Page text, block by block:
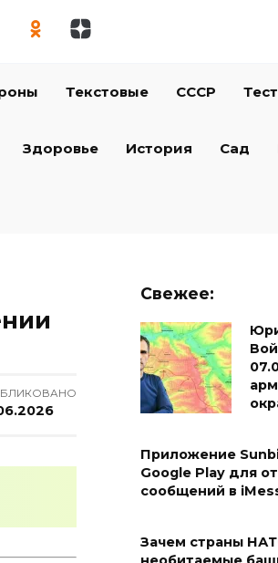
Текстовые СССР
Здоровье История Сад
Свежее:
Приложение
Google Play для
сообщений в
Зачем страны